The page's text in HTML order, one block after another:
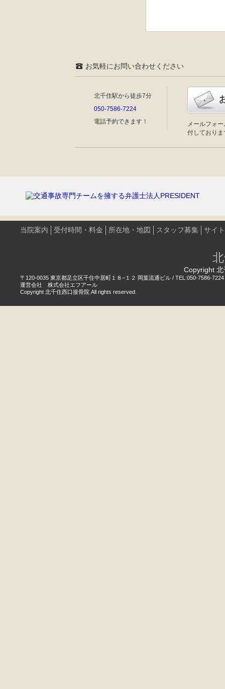
お気軽にお問い合わせください
北千住駅から徒歩7分
050-7586-7224
電話予約できます！
メールフォ
付しておりま
当院案内 受付時間・料金 所在地・地図 スタッフ募集 サイ
Copyright
〒120-0035 東京都足立区千住中居町１８−１２ 岡葉流通ビル / TEL:050-7586-7224
運営会社 株式会社エフアール
Copyright 北千住西口接骨院 All rights reserved.